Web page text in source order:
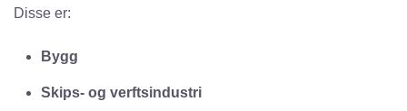
Disse er:
Bygg
Skips- og verftsindustri